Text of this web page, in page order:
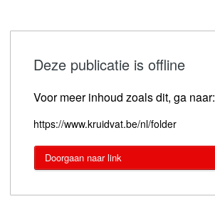
Deze publicatie is offline
Voor meer inhoud zoals dit, ga naar:
https://www.kruidvat.be/nl/folder
Doorgaan naar link